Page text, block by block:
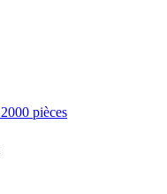
pièces